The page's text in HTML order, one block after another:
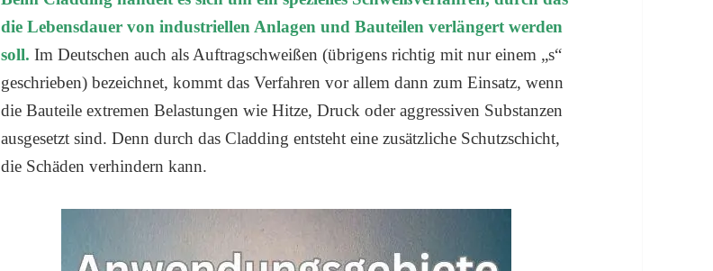
die Lebensdauer von industriellen Anlagen und Bauteilen verlängert werden
soll. Im Deutschen auch als Auftragschweißen (übrigens richtig mit nur einem „s“
geschrieben) bezeichnet, kommt das Verfahren vor allem dann zum Einsatz, wenn
die Bauteile extremen Belastungen wie Hitze, Druck oder aggressiven Substanzen
ausgesetzt sind. Denn durch das Cladding entsteht eine zusätzliche Schutzschicht,
die Schäden verhindern kann.